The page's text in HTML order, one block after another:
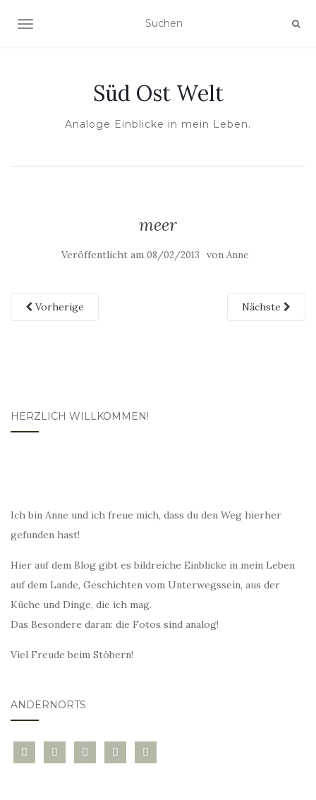
NAVIGATION UMSCHALTEN
Süd Ost Welt
Analoge Einblicke in mein Leben.
meer
Veröffentlicht am 08/02/2013 von Anne
Vorherige Nächste
HERZLICH WILLKOMMEN!
Ich bin Anne und ich freue mich, dass du den Weg hierher
gefunden hast!
Hier auf dem Blog gibt es bildreiche Einblicke in mein Leben
auf dem Lande, Geschichten vom Unterwegssein, aus der
Küche und Dinge, die ich mag.
Das Besondere daran: die Fotos sind analog!
Viel Freude beim Stöbern!
ANDERNORTS
bloglovininstagramtwitter pinterest
mail